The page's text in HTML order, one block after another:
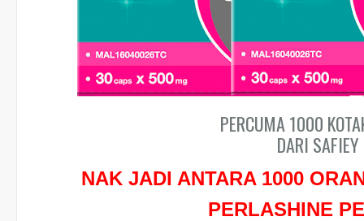
PERCUMA 1000
DARI
NAK JADI ANTARA 1000
PERLASHINE